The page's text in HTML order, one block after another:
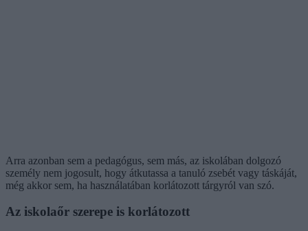
Arra azonban sem a pedagógus, sem más, az iskolában dolgozó
személy nem jogosult, hogy átkutassa a tanuló zsebét vagy táskáját,
még akkor sem, ha használatában korlátozott tárgyról van szó.
Az iskolaőr szerepe is korlátozott